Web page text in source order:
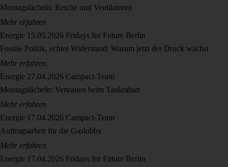
Montagslächeln: Reiche und Ventilatoren
Mehr erfahren
Energie 15.05.2026 Fridays for Future Berlin
Fossile Politik, echter Widerstand: Warum jetzt der Druck wächst
Mehr erfahren
Energie 27.04.2026 Campact-Team
Montagslächeln: Vertrauen beim Tankrabatt
Mehr erfahren
Energie 17.04.2026 Campact-Team
Auftragsarbeit für die Gaslobby
Mehr erfahren
Energie 17.04.2026 Fridays for Future Berlin